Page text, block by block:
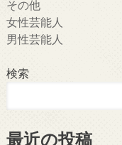
その他
女性芸能人
男性芸能人
検索
最近の投稿